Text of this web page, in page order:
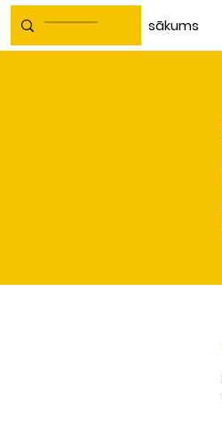
sākums